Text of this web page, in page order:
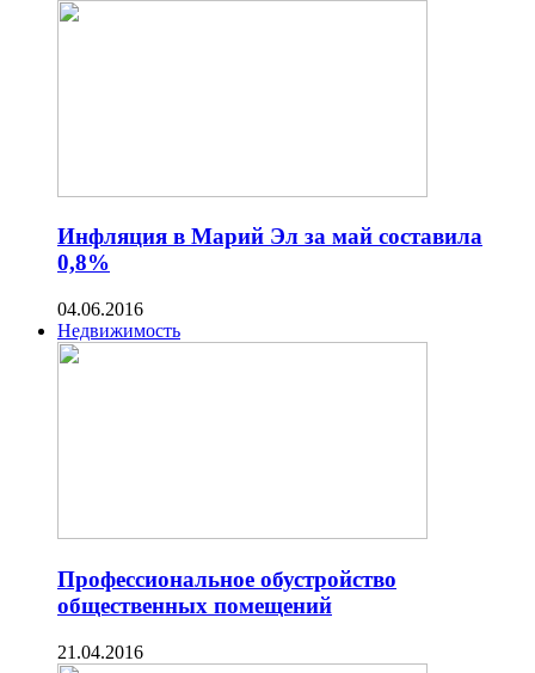
Инфляция в Марий Эл за май составила
0,8%
04.06.2016
Недвижимость
Профессиональное обустройство
общественных помещений
21.04.2016